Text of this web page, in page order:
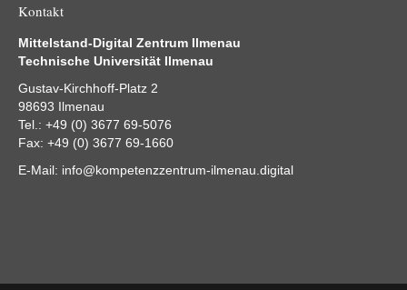
Kontakt
Mittelstand-Digital Zentrum Ilmenau
Technische Universität Ilmenau
Gustav-Kirchhoff-Platz 2
98693 Ilmenau
Tel.: +49 (0) 3677 69-5076
Fax: +49 (0) 3677 69-1660
E-Mail: info@kompetenzzentrum-ilmenau.digital